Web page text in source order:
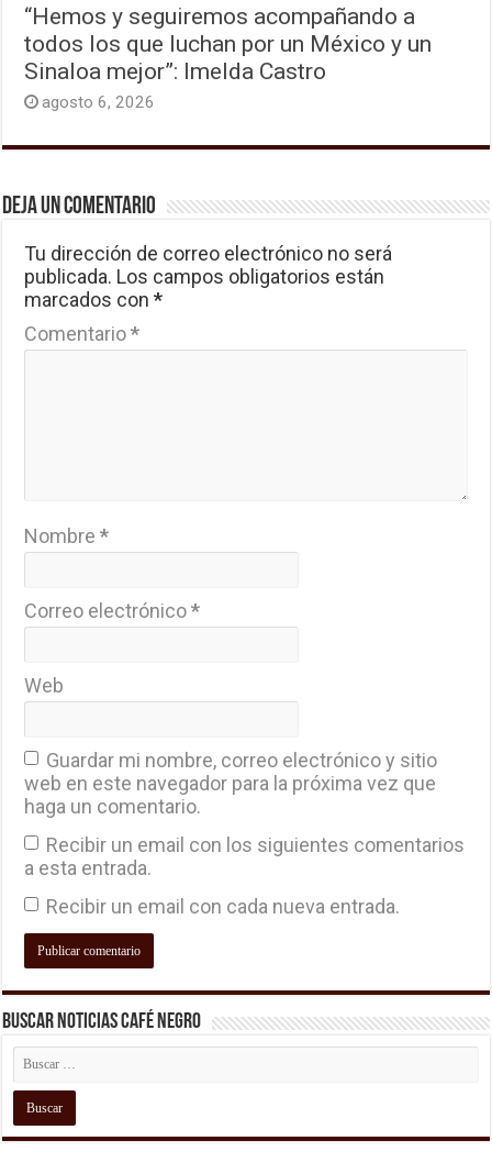
“Hemos y seguiremos acompañando a
todos los que luchan por un México y un
Sinaloa mejor”: Imelda Castro
agosto 6, 2026
Deja un comentario
Tu dirección de correo electrónico no será
publicada. Los campos obligatorios están
marcados con*
Comentario*
Nombre*
Correo electrónico*
Web
Guardar mi nombre, correo electrónico y sitio
web en este navegador para la próxima vez que
haga un comentario.
Recibir un email con los siguientes comentarios
a esta entrada.
Recibir un email con cada nueva entrada.
Buscar Noticias Café Negro